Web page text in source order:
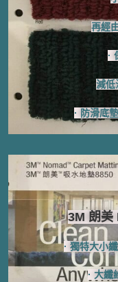
再經
·
減低
· 防滑底
3M 朗美
· 獨特大小
· 大纖